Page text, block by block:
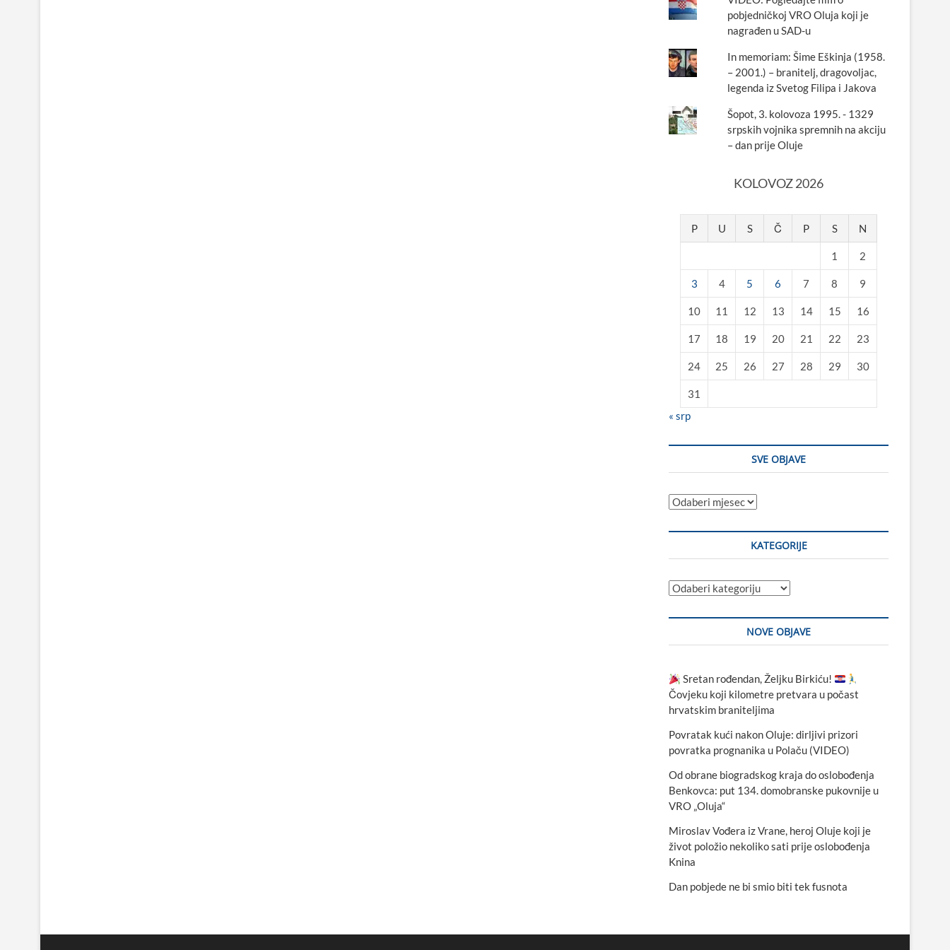
pobjedničkoj VRO Oluja koji je
nagrađen u SAD-u
In memoriam: Šime Eškinja (1958.
– 2001.) – branitelj, dragovoljac,
legenda iz Svetog Filipa i Jakova
Šopot, 3. kolovoza 1995. - 1329
srpskih vojnika spremnih na akciju
– dan prije Oluje
KOLOVOZ 2026
P U S Č P S N
1 2
3 4 5 6 7 8 9
10 11 12 13 14 15 16
17 18 19 20 21 22 23
24 25 26 27 28 29 30
31
« srp
SVE OBJAVE
Sve
KATEGORIJE
Kategorije
NOVE OBJAVE
Sretan rođendan, Željku Birkiću!
Čovjeku koji kilometre pretvara u počast
hrvatskim braniteljima
Povratak kući nakon Oluje: dirljivi prizori
povratka prognanika u Polaču (VIDEO)
Od obrane biogradskog kraja do oslobođenja
Benkovca: put 134. domobranske pukovnije u
VRO „Oluja“
Miroslav Vođera iz Vrane, heroj Oluje koji je
život položio nekoliko sati prije oslobođenja
Knina
Dan pobjede ne bi smio biti tek fusnota